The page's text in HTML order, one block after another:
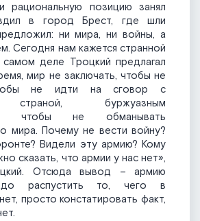
позицию занял
в город Брест, где шли
ни мира, ни войны, а
Сегодня нам кажется странной
деле Троцкий предлагал
мир не заключать, чтобы не
не идти на сговор с
страной, буржуазным
чтобы не обманывать
мира. Почему не вести войну?
Видели эту армию? Кому
сказать, что армии у нас нет»,
Отсюда вывод – армию
распустить то, чего в
просто констатировать факт,